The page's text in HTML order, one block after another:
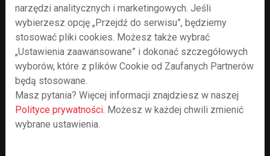
Agencja Rozwoju
Regionalnego S.A.
Spółka akcyjna o kapitale mieszanym, akcjonariusze: Gmina
Bielsko-Biała, Skarb Państwa, jednostki samorządów
terytorialnych i przedsiębiorstwa działające w regionie bielskim.
narzędzi analitycznych i marketingowych. Jeśli
wybierzesz opcję „Przejdź do serwisu”, będziemy
stosować pliki cookies. Możesz także wybrać
„Ustawienia zaawansowane” i dokonać szczegółowych
wyborów, które z plików Cookie od Zaufanych Partnerów
będą stosowane.
Masz pytania? Więcej informacji znajdziesz w naszej
Polityce prywatności . Możesz w każdej chwili zmienić
wybrane ustawienia.